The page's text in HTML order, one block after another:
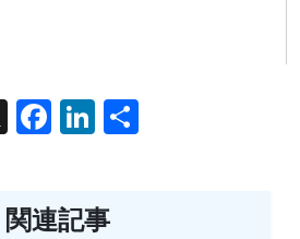
X Facebook
LinkedIn
関連記事